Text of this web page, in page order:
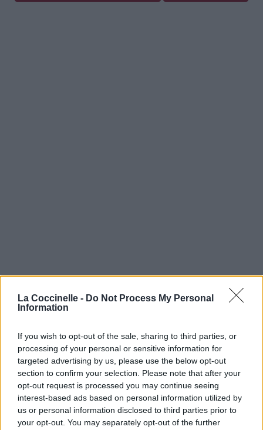
La Coccinelle - Do Not Process My Personal
Information
If you wish to opt-out of the sale, sharing to third parties, or
processing of your personal or sensitive information for
targeted advertising by us, please use the below opt-out
section to confirm your selection. Please note that after your
opt-out request is processed you may continue seeing
interest-based ads based on personal information utilized by
us or personal information disclosed to third parties prior to
your opt-out. You may separately opt-out of the further